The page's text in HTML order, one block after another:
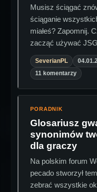
Musisz ściągać
ściąganie
miałeś? Zapomnij.
zacząć używać
SeverianPL
11 komentarzy
PORADNIK
Glosariusz
synonimów
dla graczy
Na polskim forum
pecado stworzył
zebrać wszystkie